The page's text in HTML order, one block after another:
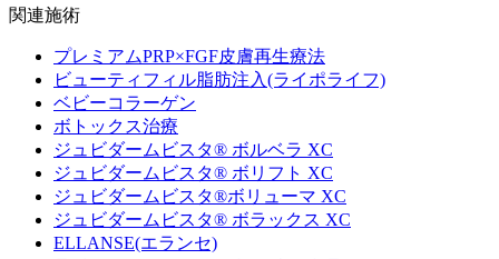
関連施術
プレミアムPRP×FGF皮膚再生療法
ビューティフィル脂肪注入(ライポライフ)
ベビーコラーゲン
ボトックス治療
ジュビダームビスタ® ボルベラ XC
ジュビダームビスタ® ボリフト XC
ジュビダームビスタ®ボリューマ XC
ジュビダームビスタ® ボラックス XC
ELLANSE(エランセ)